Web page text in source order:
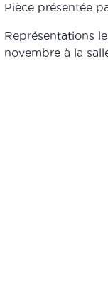
Pièce présentée
Représentations
novembre à la